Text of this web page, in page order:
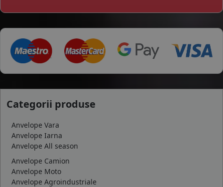
Categorii produse
Anvelope Vara
Anvelope Iarna
Anvelope All season
Anvelope Camion
Anvelope Moto
Anvelope Agroindustriale